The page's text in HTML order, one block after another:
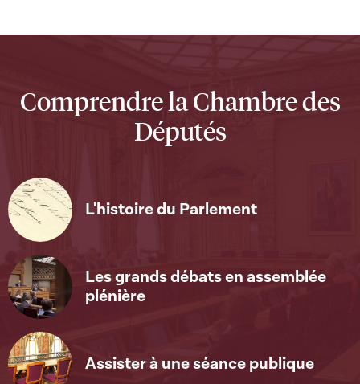
Comprendre la Chambre des
Députés
L'histoire du Parlement
Les grands débats en assemblée
plénière
Assister à une séance publique